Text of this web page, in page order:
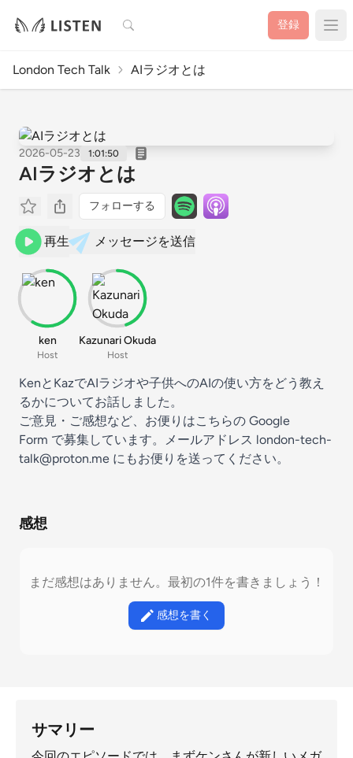
検索 登録
London Tech Talk AIラジオとは
2026-05-23 1:01:50
AIラジオとは
フォローする
再生 メッセージを送信
ken
Host
Kazunari Okuda
Host
KenとKazでAIラジオや子供へのAIの使い方をどう教え
るかについてお話しました。
ご意見・ご感想など、お便りはこちらの ⁠⁠⁠⁠⁠⁠⁠ ⁠⁠⁠Google
Form⁠⁠⁠⁠⁠⁠⁠⁠⁠⁠ で募集しています。メールアドレス london-tech-
talk@proton.me にもお便りを送ってください。
感想
まだ感想はありません。最初の1件を書きましょう！
感想を書く
サマリー